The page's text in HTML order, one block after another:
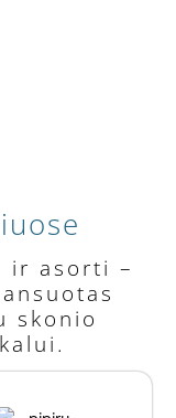
ir asorti –
skonio